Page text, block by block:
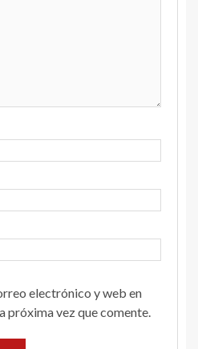
electrónico y web en
próxima vez que comente.